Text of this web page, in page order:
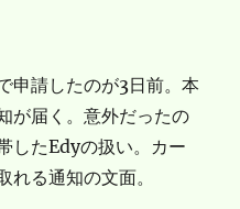
申請したのが3日前。本
が届く。意外だったの
したEdyの扱い。カー
れる通知の文面。